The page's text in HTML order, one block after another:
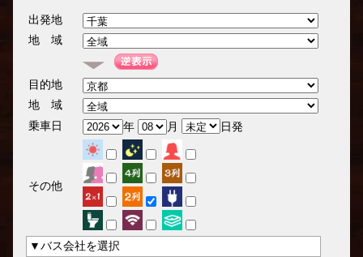
出発地
地 域
目的地
地 域
乗車日
年 月 日発
その他
▼バス会社を選択